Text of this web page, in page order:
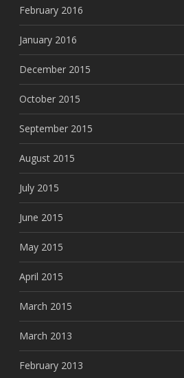
February 2016
January 2016
December 2015
October 2015
September 2015
August 2015
July 2015
June 2015
May 2015
April 2015
March 2015
March 2013
February 2013